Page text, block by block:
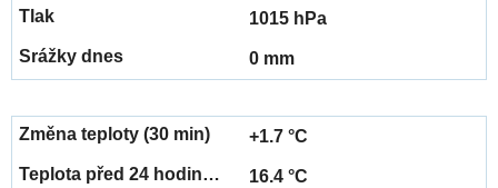
1015 hPa
0 mm
+1.7 °C
16.4 °C